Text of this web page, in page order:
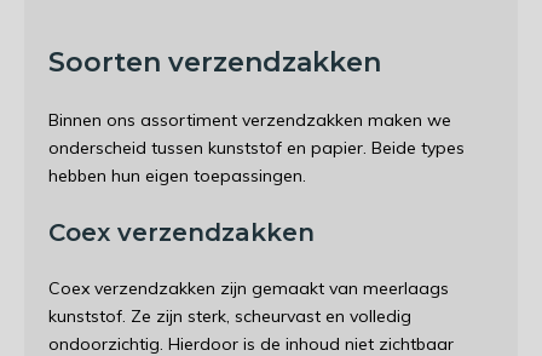
Soorten verzendzakken
Binnen ons assortiment verzendzakken maken we
onderscheid tussen kunststof en papier. Beide types
hebben hun eigen toepassingen.
Coex verzendzakken
Coex verzendzakken zijn gemaakt van meerlaags
kunststof. Ze zijn sterk, scheurvast en volledig
ondoorzichtig. Hierdoor is de inhoud niet zichtbaar